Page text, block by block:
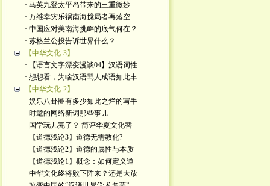
· 马英九登太平岛带来的三重微妙
· 万维幸灾乐祸南海搅局者再落空
· 中国应对美南海挑衅的底气何在？
· 苏格兰公投告诉世界什么？
【中华文化-3】
· 【语言文字漂变漫谈04】汉语词性
· 想想看，为啥汉语骂人成语如此丰
【中华文化-2】
· 娱乐八卦圈有多少如此之烂的写手
· 时髦的网络新词那些事儿
· 国学玩儿完了？ 简评华夏文化替
· 【道德浅论3】道德无需教化?
· 【道德浅论2】道德的属性与本质
· 【道德浅论1】概念：如何定义道
· 中华文化终将败下阵来？还是大放